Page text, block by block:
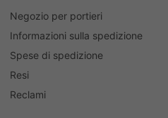
Negozio per portieri
Informazioni sulla spedizione
Spese di spedizione
Resi
Reclami